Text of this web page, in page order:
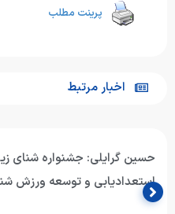
پرینت مطلب
اخبار مرتبط
استعدادیابی و توسعه ورزش